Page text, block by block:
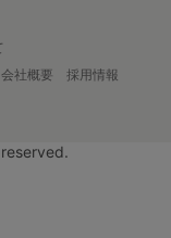
会社概要
採用情報